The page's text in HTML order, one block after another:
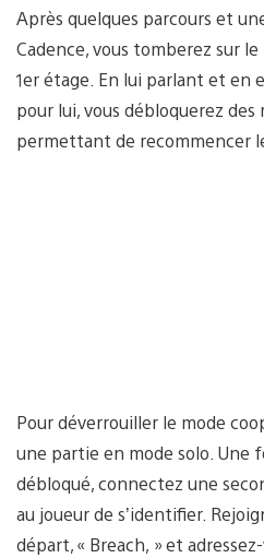
Après quelques parcours et
Cadence, vous tomberez sur
1er étage. En lui parlant et en
pour lui, vous débloquerez des
permettant de recommencer
Pour déverrouiller le mode
une partie en mode solo. Une
débloqué, connectez une
au joueur de s’identifier.
départ, « Breach, » et